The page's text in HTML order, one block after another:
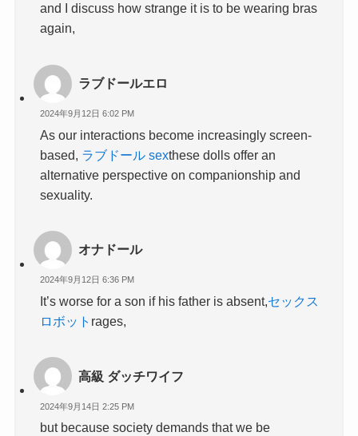
and I discuss how strange it is to be wearing bras
again,
ラブドールエロ
2024年9月12日 6:02 PM
As our interactions become increasingly screen-
based, ラブドール sexthese dolls offer an
alternative perspective on companionship and
sexuality.
オナドール
2024年9月12日 6:36 PM
It’s worse for a son if his father is absent,セックス
ロボット rages,
高級 ダッチワイフ
2024年9月14日 2:25 PM
but because society demands that we be